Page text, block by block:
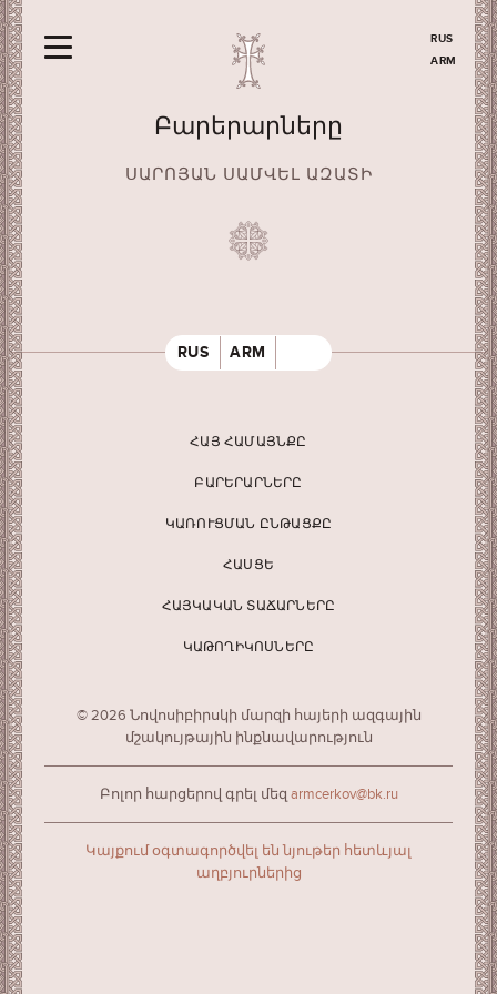
RUS
ARM
Բարերարները
ՍԱՐՈՅԱՆ ՍԱՄՎԵԼ ԱԶԱՏԻ
RUS ARM
ՀԱՅ ՀԱՄԱՅՆՔԸ
ԲԱՐԵՐԱՐՆԵՐԸ
ԿԱՌՈՒՑՄԱՆ ԸՆԹԱՑՔԸ
ՀԱՍՑԵ
ՀԱՅԿԱԿԱՆ ՏԱՃԱՐՆԵՐԸ
ԿԱԹՈՂԻԿՈՍՆԵՐԸ
© 2026 Նովոսիբիրսկի մարզի հայերի ազգային
մշակույթային ինքնավարություն
Բոլոր հարցերով գրել մեզ armcerkov@bk.ru
Կայքում օգտագործվել են նյութեր հետևյալ
աղբյուրներից